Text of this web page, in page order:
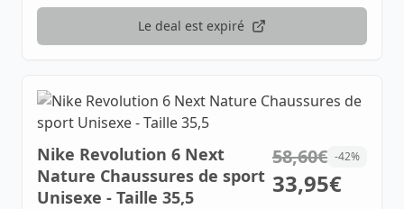
Le deal est expiré
Nike Revolution 6 Next
Nature Chaussures de sport
Unisexe - Taille 35,5
58,60€ -42%
33,95€